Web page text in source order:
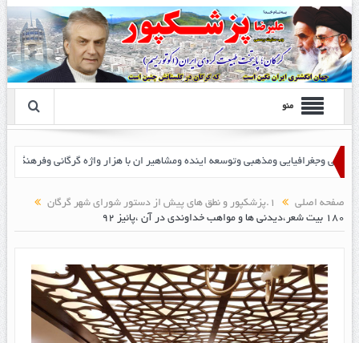
منو
صفحه اصلی
1.پزشکپور و نطق های پیش از دستور شورای شهر گرگان
۱۸۰ بیت شعر،دیدنی ها و مواهب خداوندی در آن ،پائیز ۹۲